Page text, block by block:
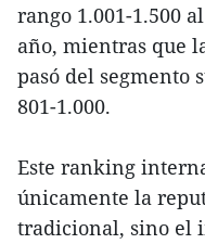
rango 1.001-1.500
año, mientras que
pasó del segmento
801-1.000.
Este ranking
únicamente la
tradicional, sino el